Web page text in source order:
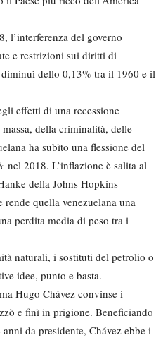
l’interferenza del governo
e restrizioni sui diritti di
dello 0,13% tra il 1960 e il
effetti di una recessione
della criminalità, delle
ha subìto una flessione del
nel 2018. L’inflazione è salita al
della Johns Hopkins
quella venezuelana una
perdita media di peso tra i
naturali, i sostituti del petrolio o
idee, punto e basta.
Hugo Chávez convinse i
e finì in prigione. Beneficiando
da presidente, Chávez ebbe i